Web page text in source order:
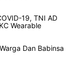
19, TNI AD
Wearable
Dan Babinsa